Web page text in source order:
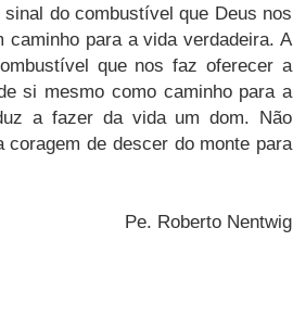
do combustível que Deus nos
para a vida verdadeira. A
que nos faz oferecer a
si mesmo como caminho para a
a fazer da vida um dom. Não
de descer do monte para
Pe. Roberto Nentwig